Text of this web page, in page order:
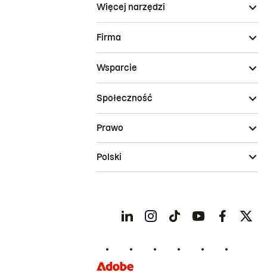
Więcej narzędzi
Firma
Wsparcie
Społeczność
Prawo
Polski